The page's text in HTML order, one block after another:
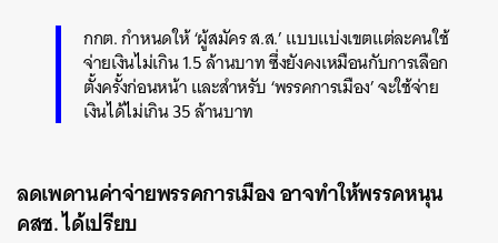
กกต. กำหนดให้ ‘ผู้สมัคร ส.ส.’ แบบแบ่งเขตแต่ละคนใช้
จ่ายเงินไม่เกิน 1.5 ล้านบาทซึ่งยังคงเหมือนกับการเลือก
ตั้งครั้งก่อนหน้าและสำหรับ ‘พรรคการเมือง’ จะใช้จ่าย
เงินได้ไม่เกิน 35 ล้านบาท
ลดเพดานค่าจ่ายพรรคการเมือง อาจทำให้พรรคหนุน
คสช. ได้เปรียบ